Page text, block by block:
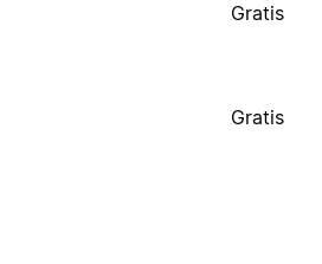
Gratis
Gratis